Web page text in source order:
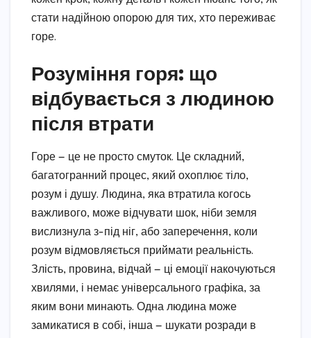
стати надійною опорою для тих, хто переживає
горе.
Розуміння горя: що
відбувається з людиною
після втрати
Горе — це не просто смуток. Це складний,
багатогранний процес, який охоплює тіло,
розум і душу. Людина, яка втратила когось
важливого, може відчувати шок, ніби земля
вислизнула з-під ніг, або заперечення, коли
розум відмовляється приймати реальність.
Злість, провина, відчай — ці емоції накочуються
хвилями, і немає універсального графіка, за
яким вони минають. Одна людина може
замикатися в собі, інша — шукати розради в